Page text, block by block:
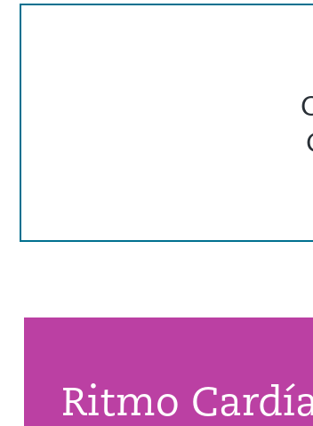
Ritmo